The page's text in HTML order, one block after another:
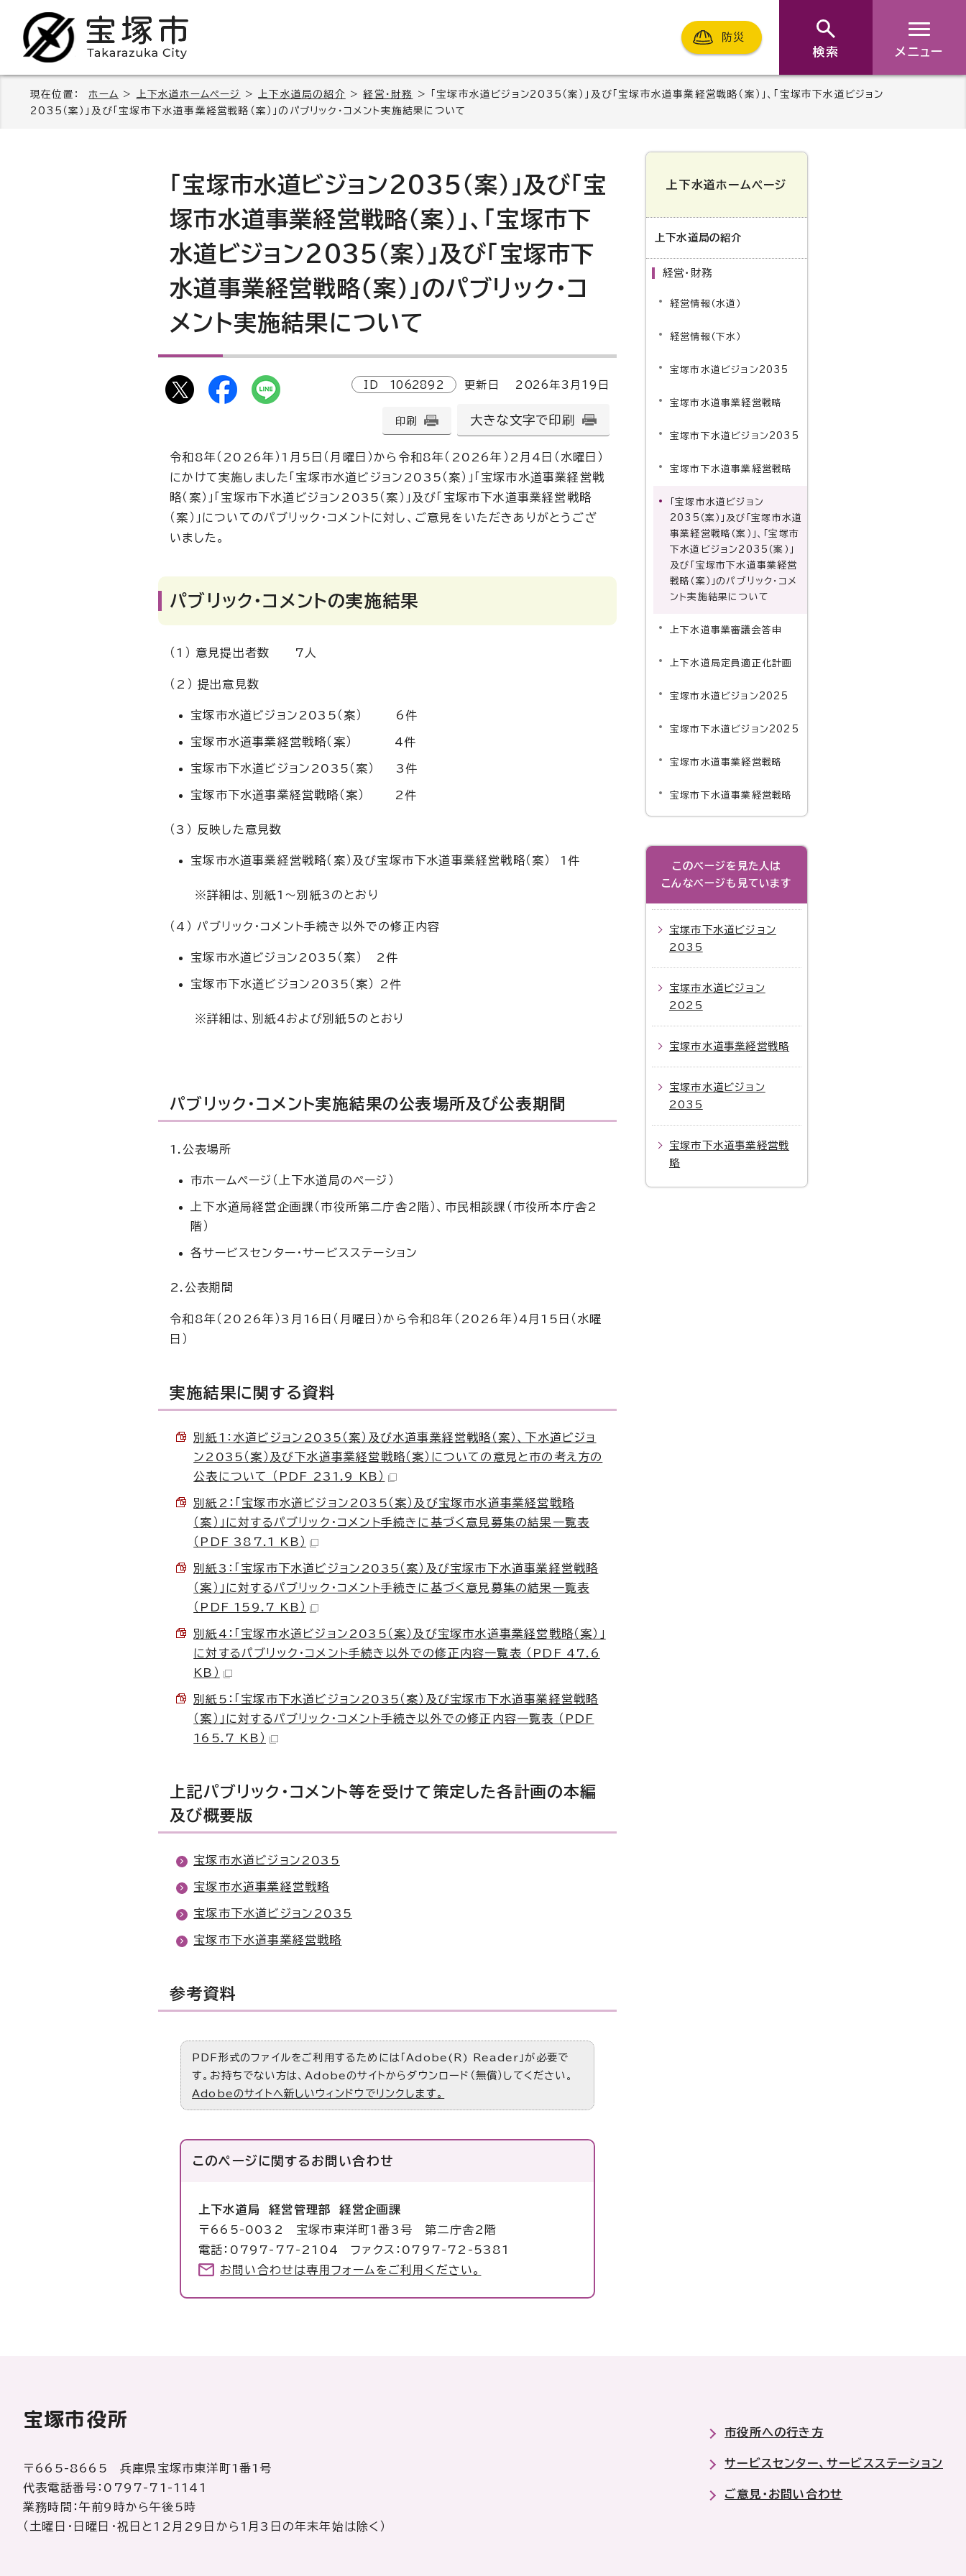
防災
検索 メニュー
現在位置： ホーム > 上下水道ホームページ > 上下水道局の紹介 >経営・財務
> 「宝塚市水道ビジョン2035（案）」及び「宝塚市水道事業経営戦略（案）」、「宝塚市下水道ビジョン
2035（案）」及び「宝塚市下水道事業経営戦略（案）」のパブリック・コメント実施結果について
「宝塚市水道ビジョン2035（案）」及び「宝
塚市水道事業経営戦略（案）」、「宝塚市下
水道ビジョン2035（案）」及び「宝塚市下
水道事業経営戦略（案）」のパブリック・コ
メント実施結果について
ID 1062892 更新日 2026年3月 19 日
印刷 大きな文字で印刷
令和8年（2026年）1月5日（月曜日）から令和8年（2026年）2月4日（水曜日）
にかけて実施しました「宝塚市水道ビジョン2035（案）」「宝塚市水道事業経営戦
略（案）」「宝塚市下水道ビジョン2035（案）」及び「宝塚市下水道事業経営戦略
（案）」についてのパブリック・コメントに対し、ご意見をいただきありがとうござ
いました。
パブリック・コメントの実施結果
（1） 意見提出者数 7人
（2） 提出意見数
宝塚市水道ビジョン2035（案） 6件
宝塚市水道事業経営戦略（案） 4件
宝塚市下水道ビジョン2035（案） 3件
宝塚市下水道事業経営戦略（案） 2件
（3） 反映した意見数
宝塚市水道事業経営戦略（案）及び宝塚市下水道事業経営戦略（案） 1件
※詳細は、別紙1～別紙3のとおり
（4） パブリック・コメント手続き以外での修正内容
宝塚市水道ビジョン2035（案） 2件
宝塚市下水道ビジョン2035（案） 2件
※詳細は、別紙4および別紙5のとおり
パブリック・コメント実施結果の公表場所及び公表期間
1.公表場所
市ホームページ（上下水道局のページ）
上下水道局経営企画課（市役所第二庁舎2階）、市民相談課（市役所本庁舎2
階）
各サービスセンター・サービスステーション
2.公表期間
令和8年（2026年）3月16日（月曜日）から令和8年（2026年）4月15日（水曜
日）
実施結果に関する資料
別紙1：水道ビジョン2035（案）及び水道事業経営戦略（案）、下水道ビジョ
ン2035（案）及び下水道事業経営戦略（案）についての意見と市の考え方の
公表について （PDF 231.9 KB）
別紙2：「宝塚市水道ビジョン2035（案）及び宝塚市水道事業経営戦略
（案）」に対するパブリック・コメント手続きに基づく意見募集の結果一覧表
（PDF 387.1 KB）
別紙3：「宝塚市下水道ビジョン2035（案）及び宝塚市下水道事業経営戦略
（案）」に対するパブリック・コメント手続きに基づく意見募集の結果一覧表
（PDF 159.7 KB）
別紙4：「宝塚市水道ビジョン2035（案）及び宝塚市水道事業経営戦略（案）」
に対するパブリック・コメント手続き以外での修正内容一覧表 （PDF 47.6
KB）
別紙5：「宝塚市下水道ビジョン2035（案）及び宝塚市下水道事業経営戦略
（案）」に対するパブリック・コメント手続き以外での修正内容一覧表 （PDF
165.7 KB）
上記パブリック・コメント等を受けて策定した各計画の本編
及び概要版
宝塚市水道ビジョン2035
宝塚市水道事業経営戦略
宝塚市下水道ビジョン2035
宝塚市下水道事業経営戦略
参考資料
PDF形式のファイルをご利用するためには「Adobe(R) Reader」が必要で
す。お持ちでない方は、Adobeのサイトからダウンロード（無償）してください。
Adobeのサイトへ新しいウィンドウでリンクします。
このページに関する お問い合わせ
上下水道局 経営管理部 経営企画課
〒665-0032 宝塚市東洋町1番3号 第二庁舎2階
電話：0797-77-2104 ファクス：0797-72-5381
お問い合わせは専用フォームをご利用ください。
上下水道ホームページ
上下水道局の紹介
経営・財務
経営情報（水道）
経営情報（下水）
宝塚市水道ビジョン2035
宝塚市水道事業経営戦略
宝塚市下水道ビジョン2035
宝塚市下水道事業経営戦略
「宝塚市水道ビジョン
2035（案）」及び「宝塚市水道
事業経営戦略（案）」、「宝塚市
下水道ビジョン2035（案）」
及び「宝塚市下水道事業経営
戦略（案）」のパブリック・コメ
ント実施結果について
上下水道事業審議会答申
上下水道局定員適正化計画
宝塚市水道ビジョン2025
宝塚市下水道ビジョン2025
宝塚市水道事業経営戦略
宝塚市下水道事業経営戦略
このページを見た人は
こんなページも見ています
宝塚市下水道ビジョン
2035
宝塚市水道ビジョン
2025
宝塚市水道事業経営戦略
宝塚市水道ビジョン
2035
宝塚市下水道事業経営戦
略
宝塚市役所
〒665-8665 兵庫県宝塚市東洋町1番1号
代表電話番号：0797-71-1141
業務時間：午前9時から午後5時
（土曜日・日曜日・祝日と12月29日から1月3日の年末年始は除く）
市役所への行き方
サービスセンター、サービスステーション
ご意見・お問い合わせ